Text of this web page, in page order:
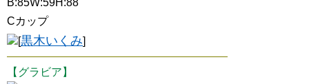
B:85W:59H:88
Cカップ
[黒木いくみ]
【グラビア】